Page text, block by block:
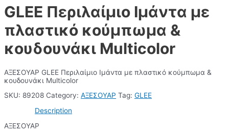
GLEE Περιλαίμιο Ιμάντα με
πλαστικό κούμπωμα &
κουδουνάκι Multicolor
ΑΞΕΣΟΥΑΡ GLEE Περιλαίμιο Ιμάντα με πλαστικό κούμπωμα &
κουδουνάκι Multicolor
SKU: 89208 Category: ΑΞΕΣΟΥΑΡ Tag: GLEE
Description
ΑΞΕΣΟΥΑΡ